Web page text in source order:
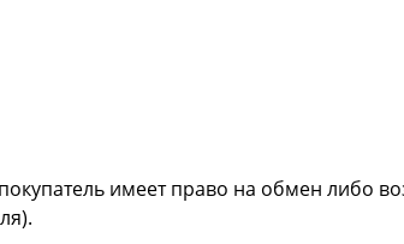
имеет право на обмен либо